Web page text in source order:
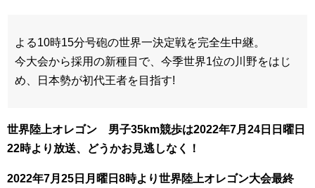
よる10時15分号砲の世界一決定戦を完全生中継。
今大会から採用の新種目で、今季世界1位の川野をはじ
め、日本勢が初代王者を目指す!
世界陸上オレゴン 男子35km競歩は2022年7月24日日曜日
22時より放送、どうかお見逃しなく！
2022年7月25日月曜日8時より世界陸上オレゴン大会最終